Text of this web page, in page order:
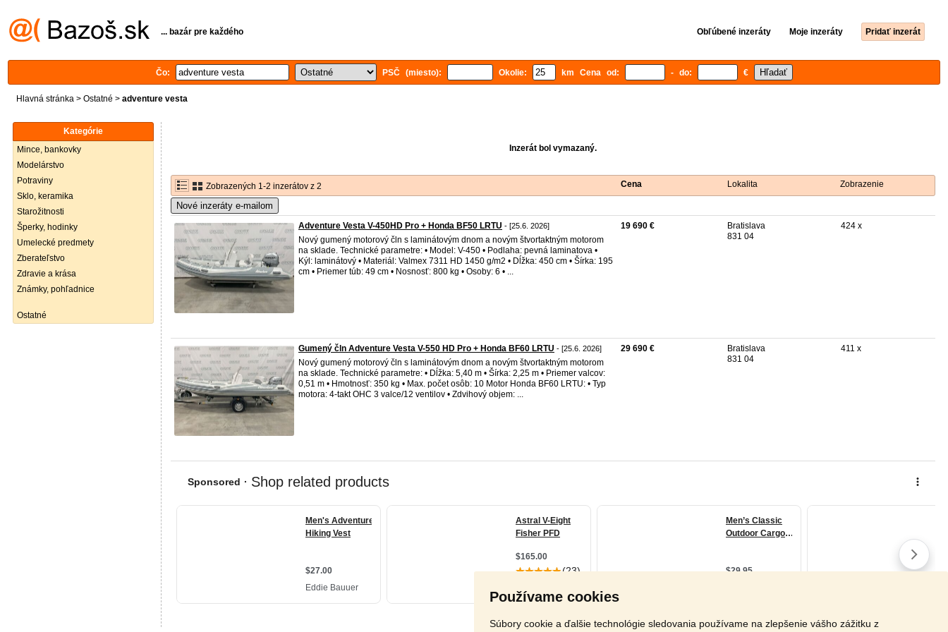
Používame cookies
Súbory cookie a ďalšie technológie sledovania používame na zlepšenie vášho zážitku z
... bazár pre každého Obľúbené inzeráty Moje inzeráty Pridať inzerát
Čo: PSČ (miesto): Okolie: km Cena od: - do: €
Hlavná stránka > Ostatné > adventure vesta
Kategórie
Mince, bankovky
Modelárstvo
Potraviny
Sklo, keramika
Starožitnosti
Šperky, hodinky
Umelecké predmety
Zberateľstvo
Zdravie a krása
Známky, pohľadnice
Ostatné
Inzerát bol vymazaný.
Zobrazených 1-2 inzerátov z 2 Cena Lokalita Zobrazenie
Nové inzeráty e-mailom
Adventure Vesta V-450HD Pro + Honda BF50 LRTU - [25.6. 2026]
Nový gumený motorový čln s laminátovým dnom a novým štvortaktným motorom
na sklade. Technické parametre: • Model: V-450 • Podlaha: pevná laminatova •
Kýl: laminátový • Materiál: Valmex 7311 HD 1450 g/m2 • Dĺžka: 450 cm • Šírka: 195
cm • Priemer túb: 49 cm • Nosnosť: 800 kg • Osoby: 6 • ...
19 690 €
Bratislava
831 04
424 x
Gumený čln Adventure Vesta V-550 HD Pro + Honda BF60 LRTU - [25.6. 2026]
Nový gumený motorový čln s laminátovým dnom a novým štvortaktným motorom
na sklade. Technické parametre: • Dĺžka: 5,40 m • Šírka: 2,25 m • Priemer valcov:
0,51 m • Hmotnosť: 350 kg • Max. počet osôb: 10 Motor Honda BF60 LRTU: • Typ
motora: 4-takt OHC 3 valce/12 ventilov • Zdvihový objem: ...
29 690 €
Bratislava
831 04
411 x